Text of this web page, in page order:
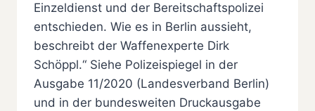
Einzeldienst und der Bereitschaftspolizei
entschieden. Wie es in Berlin aussieht,
beschreibt der Waffenexperte Dirk
Schöppl.“ Siehe Polizeispiegel in der
Ausgabe 11/2020 (Landesverband Berlin)
und in der bundesweiten Druckausgabe